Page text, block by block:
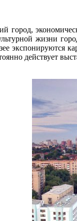
город,
жизни
экспонируются
действует